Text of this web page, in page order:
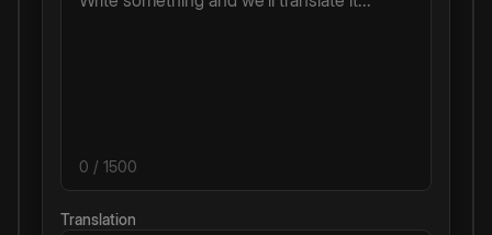
0 / 1500
Translation